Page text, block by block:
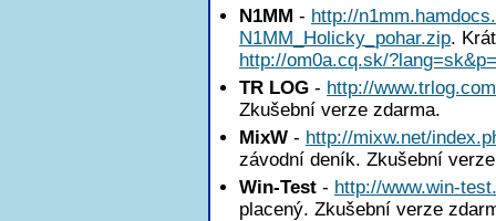
N1MM - http://
N1MM_Holicky_pohar.zip.
http://om0a.cq.sk/
TR LOG - http://
Zkušební verze zdarma.
MixW - http://mixw.net/
závodní deník. Zkušební
Win-Test - http://www.win-
placený. Zkušební verze